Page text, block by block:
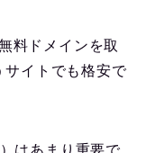
料ドメインを取
サイトでも格安で
はあまり重要で